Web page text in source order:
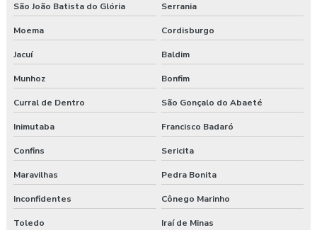
São João Batista do Glória Serrania
Moema Cordisburgo
Jacuí Baldim
Munhoz Bonfim
Curral de Dentro São Gonçalo do Abaeté
Inimutaba Francisco Badaró
Confins Sericita
Maravilhas Pedra Bonita
Inconfidentes Cônego Marinho
Toledo Iraí de Minas